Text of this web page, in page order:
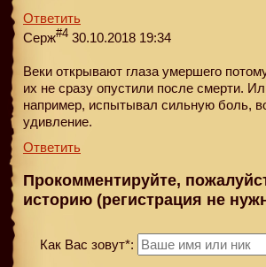
Ответить
Серж#4 30.10.2018 19:34
Веки открывают глаза умершего
их не сразу опустили после смерти.
например, испытывал сильную боль,
удивление.
Ответить
Прокомментируйте,
историю (регистрация не
Как Вас зовут*: